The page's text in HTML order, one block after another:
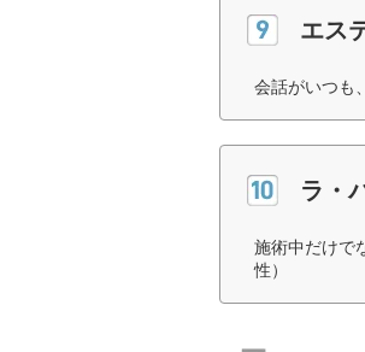
エス
会話がいつも
ラ・
施術中だけで
性）